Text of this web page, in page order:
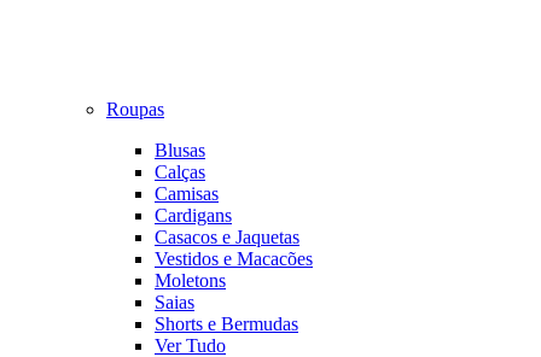
Roupas
Blusas
Calças
Camisas
Cardigans
Casacos e Jaquetas
Vestidos e Macacões
Moletons
Saias
Shorts e Bermudas
Ver Tudo